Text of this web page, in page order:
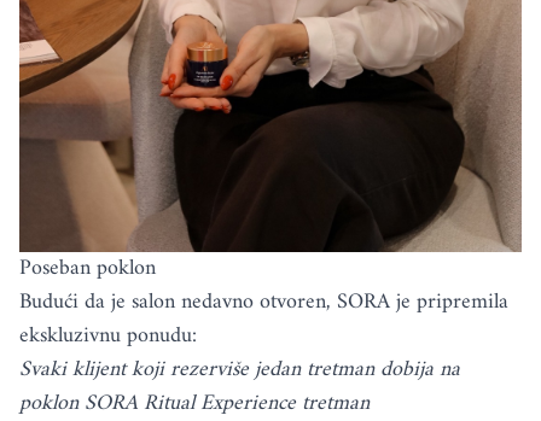
Poseban poklon
Budući da je salon nedavno otvoren, SORA je pripremila
ekskluzivnu ponudu:
Svaki klijent koji rezerviše jedan tretman dobija na
poklon SORA Ritual Experience tretman